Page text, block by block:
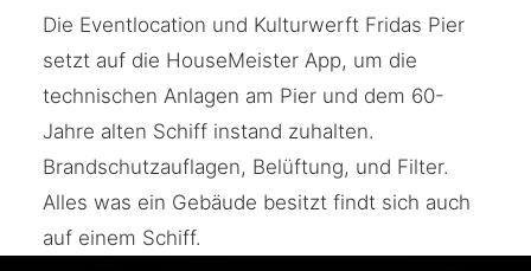
Die Eventlocation und Kulturwerft Fridas Pier
setzt auf die HouseMeister App, um die
technischen Anlagen am Pier und dem 60-
Jahre alten Schiff instand zuhalten.
Brandschutzauflagen, Belüftung, und Filter.
Alles was ein Gebäude besitzt findt sich auch
auf einem Schiff.